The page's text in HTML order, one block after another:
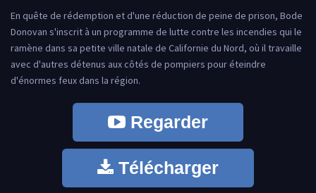
En quête de rédemption et d'une réduction de peine de prison, Bode
Donovan s'inscrit à un programme de lutte contre les incendies qui le
ramène dans sa petite ville natale de Californie du Nord, où il travaille
avec d'autres détenus aux côtés de pompiers pour éteindre
d'énormes feux dans la région.
Regarder
Télécharger